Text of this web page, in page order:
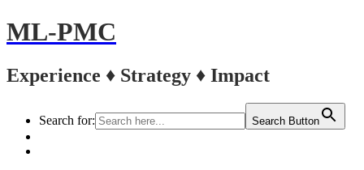
ML-PMC
Experience ♦ Strategy ♦ Impact
Search for: Search Button